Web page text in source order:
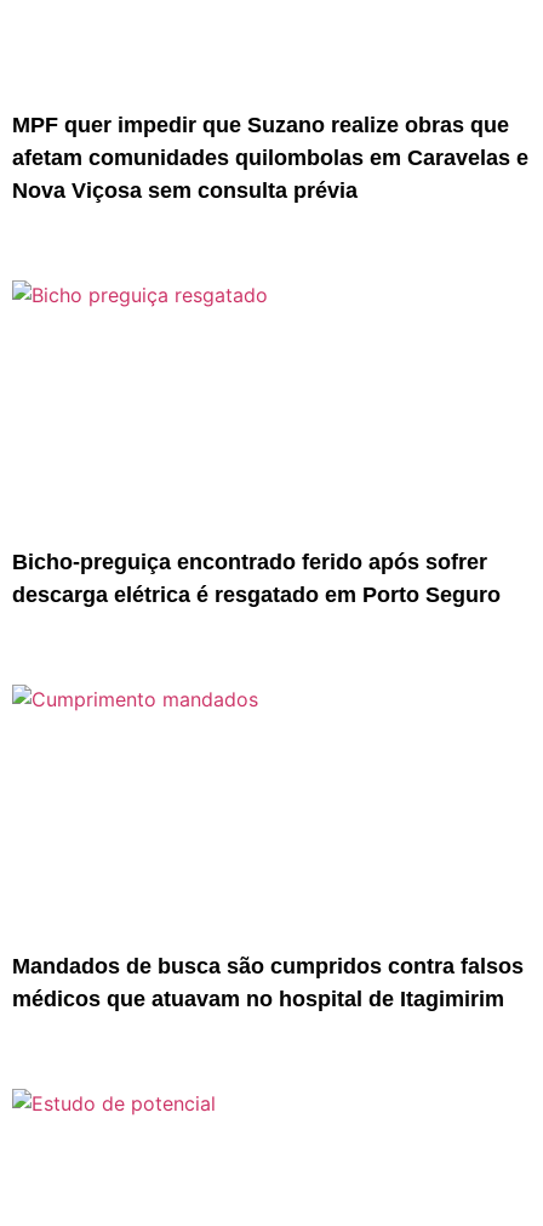
MPF quer impedir que Suzano realize obras que
afetam comunidades quilombolas em Caravelas e
Nova Viçosa sem consulta prévia
Bicho-preguiça encontrado ferido após sofrer
descarga elétrica é resgatado em Porto Seguro
Mandados de busca são cumpridos contra falsos
médicos que atuavam no hospital de Itagimirim